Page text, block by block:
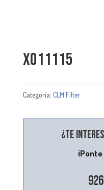
X011115
Categoría: CLM Filter
¿Te